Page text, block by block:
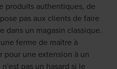
produits authentiques, de
pas aux clients de faire
dans un magasin classique.
ferme de maître à
pour une extension à un
pas un hasard si le